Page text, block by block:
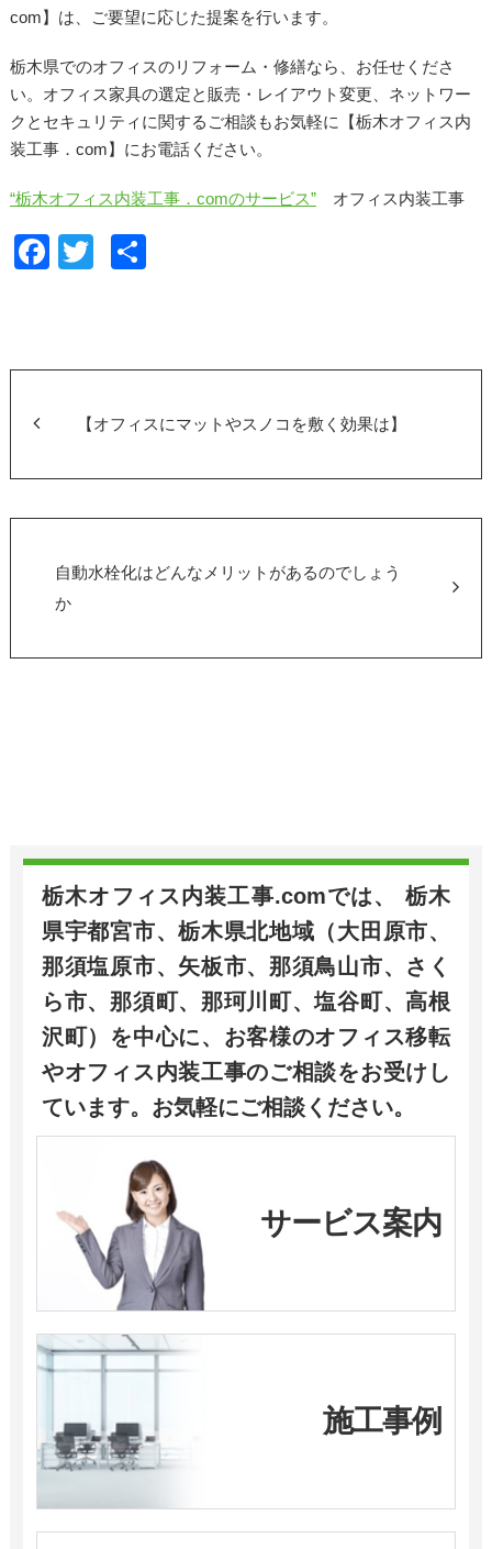
com】は、ご要望に応じた提案を行います。
栃木県でのオフィスのリフォーム・修繕なら、お任せくださ
い。オフィス家具の選定と販売・レイアウト変更、ネットワー
クとセキュリティに関するご相談もお気軽に【栃木オフィス内
装工事．com】にお電話ください。
“栃木オフィス内装工事．comのサービス”オフィス内装工事
F
【オフィスにマットやスノコを敷く効果は】
自動水栓化はどんなメリットがあるのでしょう
か
栃木オフィス内装工事.comでは、 栃木
県宇都宮市、栃木県北地域（大田原市、
那須塩原市、矢板市、那須鳥山市、さく
ら市、那須町、那珂川町、塩谷町、高根
沢町）を中心に、お客様のオフィス移転
やオフィス内装工事のご相談をお受けし
ています。お気軽にご相談ください。
サービス案内
施工事例